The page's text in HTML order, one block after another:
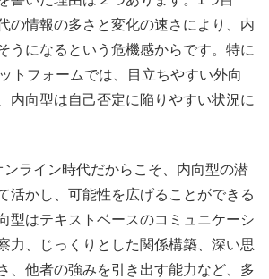
の情報の多さと変化の速さにより、内
うになるという危機感からです。特に
トフォームでは、目立ちやすい外向
内向型は自己否定に陥りやすい状況に
ライン時代だからこそ、内向型の潜
活かし、可能性を広げることができる
型はテキストベースのコミュニケーシ
力、じっくりとした関係構築、深い思
、他者の強みを引き出す能力など、多